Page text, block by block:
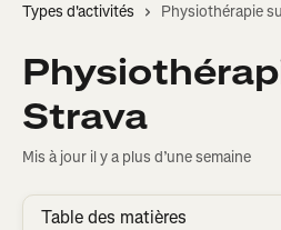
Types d'activités
Physiothérapie
Strava
Mis à jour il y a plus d’une semaine
Table des matières